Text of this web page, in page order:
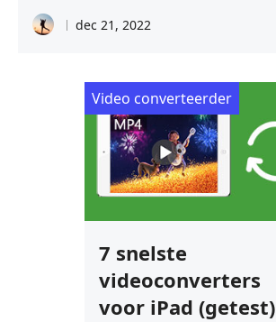
dec 21, 2022
7 snelste
videoconverters
voor iPad (getest)
Video converteerder